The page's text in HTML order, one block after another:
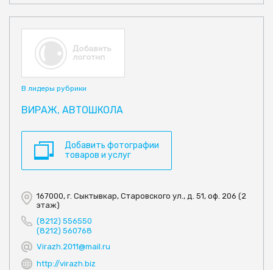
В лидеры рубрики
ВИРАЖ, АВТОШКОЛА
Добавить фотографии
товаров и услуг
167000, г. Сыктывкар, Старовского ул., д. 51, оф. 206 (2
этаж)
(8212) 556550
(8212) 560768
Virazh.2011@mail.ru
http://virazh.biz